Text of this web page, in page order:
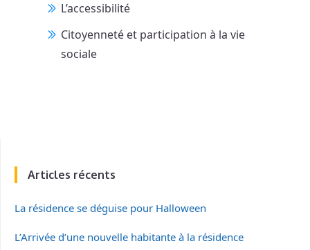
L’accessibilité
Citoyenneté et participation à la vie
sociale
Articles récents
La résidence se déguise pour Halloween
L’Arrivée d’une nouvelle habitante à la résidence